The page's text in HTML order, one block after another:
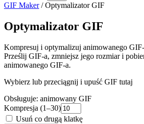
GIF Maker/Optymalizator GIF
Optymalizator GIF
Kompresuj i optymalizuj animowanego
Prześlij GIF-a, zmniejsz jego rozmiar i
animowanego GIF-a.
Wybierz lub przeciągnij i upuść GIF tutaj
Obsługuje: animowany GIF
Kompresja (1–30)
Usuń co drugą klatkę